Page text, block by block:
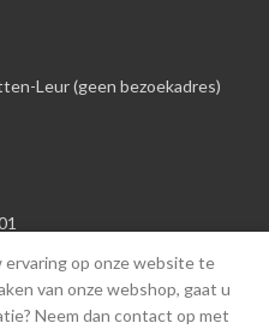
Leur (geen bezoekadres)
ervaring op onze website te
van onze webshop, gaat u
Neem dan contact op met